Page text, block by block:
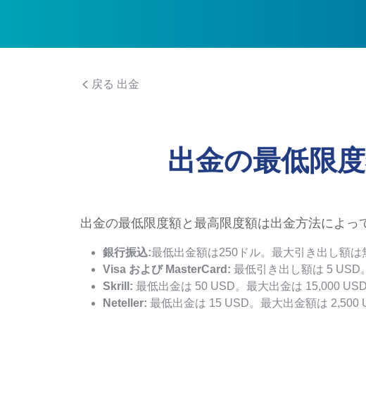
戻る 出金
出金の最低限
出金の最低限度額と最高限度額は出金方法によっ
銀行振込:最低出金額は250ドル。最大引き出し額は
Visa およ​​び MasterCard: 最低引き出し額は 5 USD
Skrill: 最低出金は 50 USD。最大出金は 15,000
Neteller: 最低出金は 15 USD。最大出金額は 2,500